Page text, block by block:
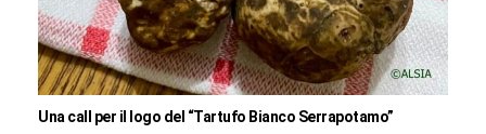
Una call per il logo del “Tartufo Bianco Serrapotamo”